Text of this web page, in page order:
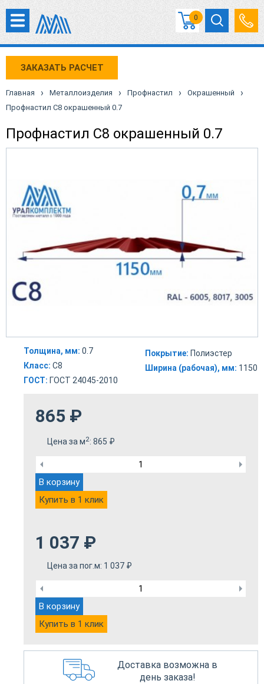
0
ЗАКАЗАТЬ РАСЧЕТ
Главная › Металлоизделия › Профнастил › Окрашенный ›
Профнастил С8 окрашенный 0.7
Профнастил С8 окрашенный 0.7
Толщина, мм: 0.7
Класс: С8
ГОСТ: ГОСТ 24045-2010
Покрытие: Полиэстер
Ширина (рабочая), мм: 1150
865 ₽
Цена за м2: 865 ₽
В корзину
Купить в 1 клик
1 037 ₽
Цена за пог.м: 1 037 ₽
В корзину
Купить в 1 клик
Доставка возможна в
день заказа!